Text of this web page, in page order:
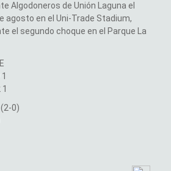
Algodoneros de Unión Laguna el
agosto en el Uni-Trade Stadium,
el segundo choque en el Parque La
0)